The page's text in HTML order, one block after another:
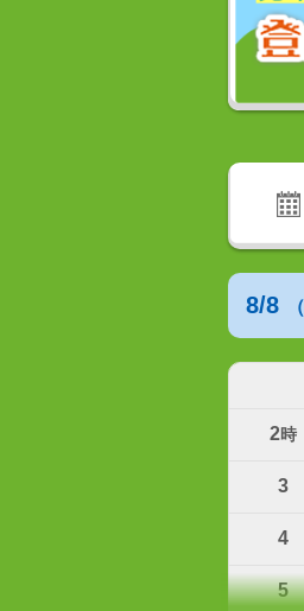
8/8
2時
3
4
5